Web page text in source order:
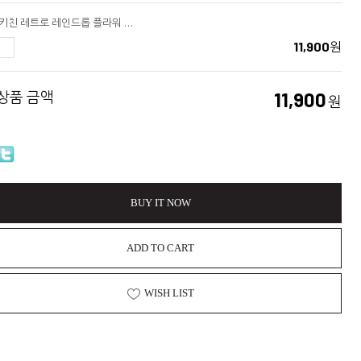
커먼키친 레트로 레인드롭 플라워 숏글라스
11,900원
품 금액 11,900원
BUY IT NOW
ADD TO CART
WISH LIST